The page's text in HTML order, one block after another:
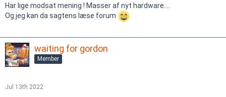
Har lige modsat mening ! Masser af nyt hardware....
Og jeg kan da sagtens læse forum
waiting for gordon
Member
Jul 13th 2022